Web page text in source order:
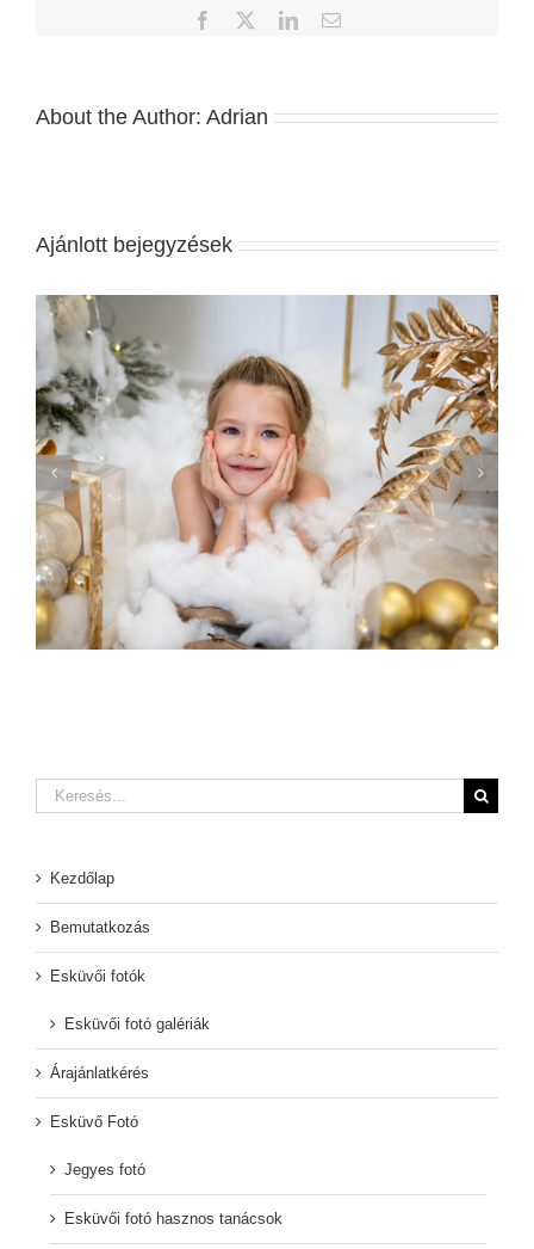
Facebook LinkedInEmail:
About the Author: Adrian
Ajánlott bejegyzések
A Legjobb Esküvői Meghívók 2020-ban
Keresés...
Kezdőlap
Bemutatkozás
Esküvői fotók
Esküvői fotó galériák
Árajánlatkérés
Esküvő Fotó
Jegyes fotó
Esküvői fotó hasznos tanácsok